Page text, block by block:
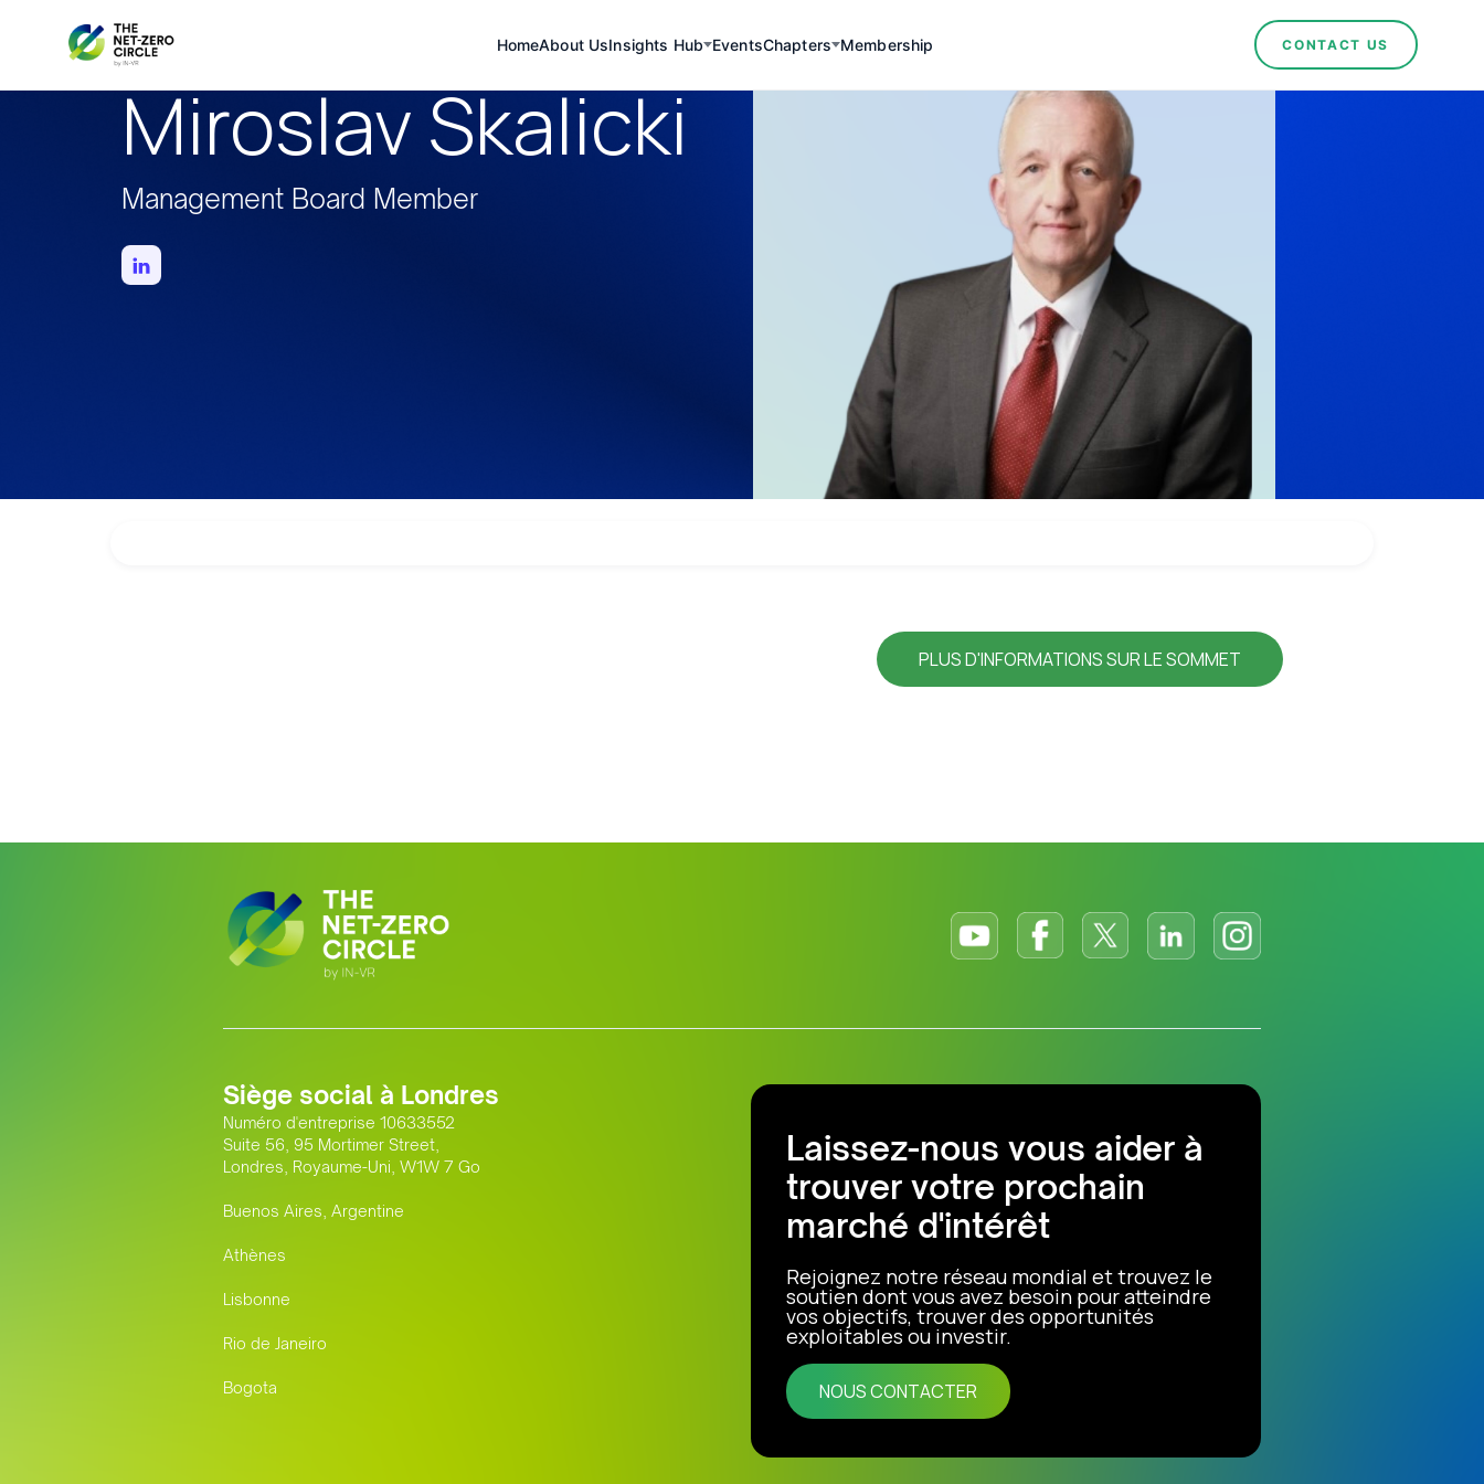
HomeAbout UsInsights Hub EventsChapters Membership CONTACT US
Miroslav Skalicki
Management Board Member
PLUS D'INFORMATIONS SUR LE SOMMET
Siège social à Londres
Numéro d'entreprise 10633552
Suite 56, 95 Mortimer Street,
Londres, Royaume-Uni, W1W 7 Go
Buenos Aires, Argentine
Athènes
Lisbonne
Rio de Janeiro
Bogota
Laissez-nous vous aider à
trouver votre prochain
marché d'intérêt
Rejoignez notre réseau mondial et trouvez le
soutien dont vous avez besoin pour atteindre
vos objectifs, trouver des opportunités
exploitables ou investir.
NOUS CONTACTER